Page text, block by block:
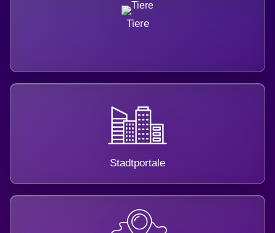
Tiere
Stadtportale